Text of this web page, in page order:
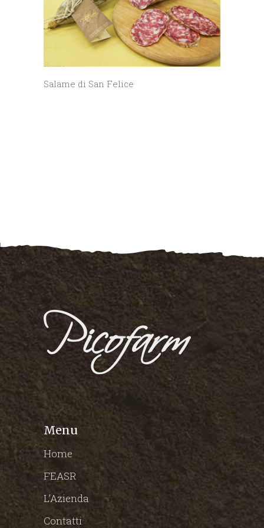
Salame di San Felice
Menu
Home
FEASR
L’Azienda
Contatti